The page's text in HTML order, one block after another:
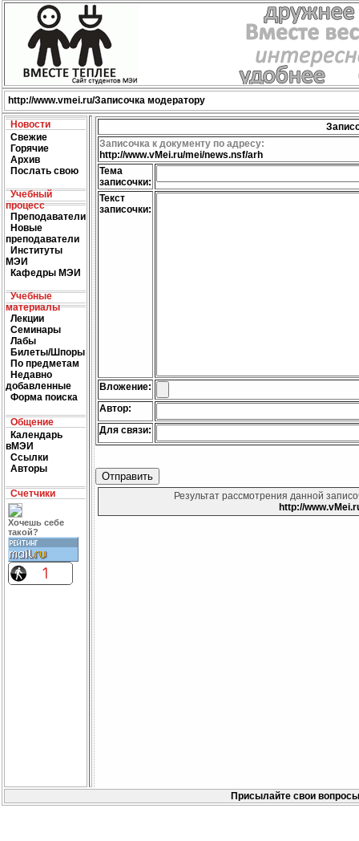
http://www.vmei.ru/Записочка модератору
Новости
Свежие
Горячие
Архив
Послать свою
Учебный
процесс
Преподаватели
Новые
преподаватели
Институты
МЭИ
Кафедры МЭИ
Учебные
материалы
Лекции
Семинары
Лабы
Билеты/Шпоры
По предметам
Недавно
добавленные
Форма поиска
Общение
Календарь
вМЭИ
Ссылки
Авторы
Счетчики
Хочешь себе
такой?
Записочка к документу по адресу:
http://www.vMei.ru/mei/news.nsf/arh
Тема
записочки:
Текcт
записочки:
Вложение:
Автор:
Для связи:
Результат рассмотрения данной
http://
Присылайте свои